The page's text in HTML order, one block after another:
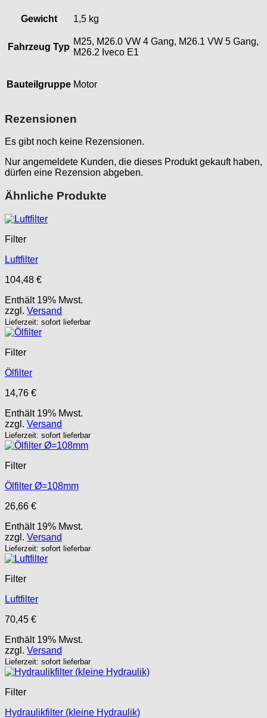
Gewicht 1,5 kg
Fahrzeug Typ
M25, M26.0 VW 4 Gang, M26.1 VW 5 Gang,
M26.2 Iveco E1
Bauteilgruppe Motor
Rezensionen
Es gibt noch keine Rezensionen.
Nur angemeldete Kunden, die dieses Produkt gekauft haben,
dürfen eine Rezension abgeben.
Ähnliche Produkte
Filter
Luftfilter
104,48 €
Enthält 19% Mwst.
zzgl. Versand
Lieferzeit: sofort lieferbar
Filter
Ölfilter
14,76 €
Enthält 19% Mwst.
zzgl. Versand
Lieferzeit: sofort lieferbar
Filter
Ölfilter Ø=108mm
26,66 €
Enthält 19% Mwst.
zzgl. Versand
Lieferzeit: sofort lieferbar
Filter
Luftfilter
70,45 €
Enthält 19% Mwst.
zzgl. Versand
Lieferzeit: sofort lieferbar
Filter
Hydraulikfilter (kleine Hydraulik)